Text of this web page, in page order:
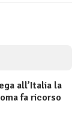
all’Italia la
fa ricorso